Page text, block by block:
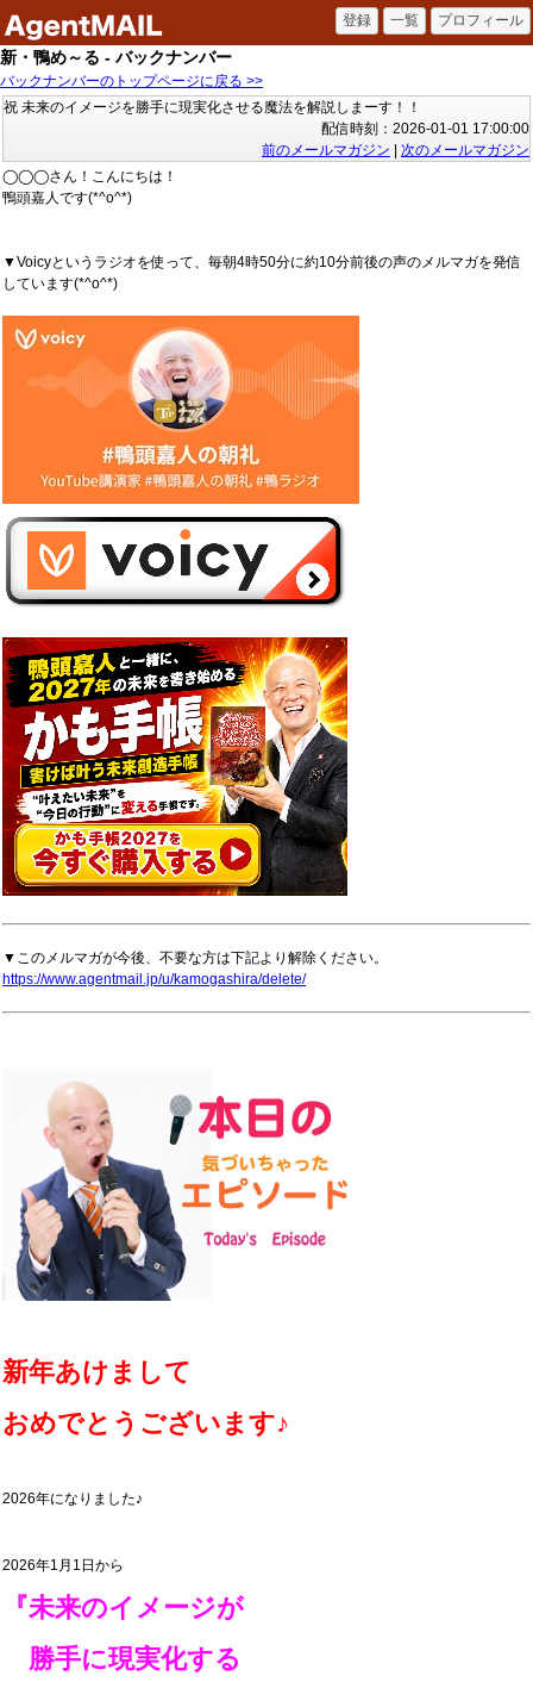
新・鴨め～る - バックナンバー
バックナンバーのトップページに戻る >>
祝 未来のイメージを勝手に現実化させる魔法を解説しまーす！！
配信時刻：2026-01-01 17:00:00
前のメールマガジン
次のメールマガジン
◯◯◯さん！こんにちは！
鴨頭嘉人です(*^o^*)
▼Voicyというラジオを使って、毎朝4時50分に約10分前後の声のメルマガを発信
しています(*^o^*)
▼このメルマガが今後、不要な方は下記より解除ください。
https://www.agentmail.jp/u/kamogashira/delete/
新年あけまして
おめでとうございます♪
2026年になりました♪
2026年1月1日から
『未来のイメージが
勝手に現実化する